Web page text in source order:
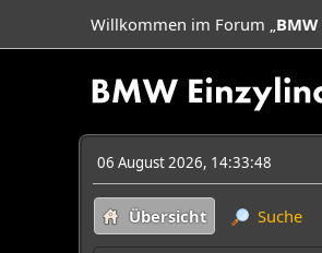
Willkommen im Forum „
06 August 2026, 14:33:48
Übersicht Suche